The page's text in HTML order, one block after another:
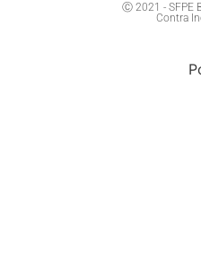
Ⓒ 2021 - SFPE
Contra